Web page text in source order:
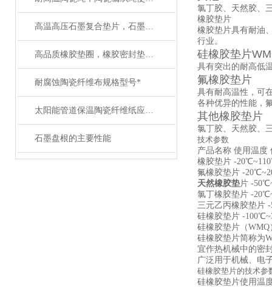
高温高压石墨复合垫片，石墨垫圈性能应用
高品质橡胶垫圈，橡胶密封垫片制作生产工艺
耐腐蚀陶瓷纤维布规格型号*
太阳能管道保温陶瓷纤维纸应用及性能
石墨盘根的主要性能
氯丁胶、天然胶、
橡胶垫片
橡胶垫片具有耐油
行业。
硅橡胶垫片
具有突出的耐高低
氟橡胶垫片
具有耐高温性，可
各种优异的性能，
其他橡胶垫片
氯丁胶、天然胶、
技术参数
产品名称 使用温度
橡胶垫片 -
氟橡胶垫片 -
天然橡胶垫片 -
氯丁橡胶垫片 -
三元乙丙橡胶垫片
硅橡胶垫片 -
硅橡胶垫片（WMQ
硅橡胶垫片简称为
宜作热机械中的密
广泛用于机械、电
硅橡胶垫片的技术参
硅橡胶垫片使用温